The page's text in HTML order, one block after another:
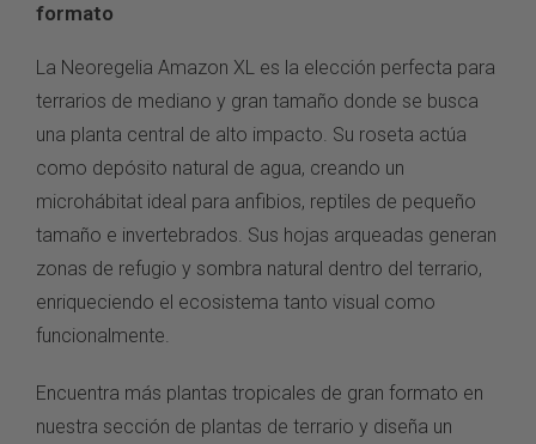
formato
La Neoregelia Amazon XL es la elección perfecta para
terrarios de mediano y gran tamaño donde se busca
una planta central de alto impacto. Su roseta actúa
como depósito natural de agua, creando un
microhábitat ideal para anfibios, reptiles de pequeño
tamaño e invertebrados. Sus hojas arqueadas generan
zonas de refugio y sombra natural dentro del terrario,
enriqueciendo el ecosistema tanto visual como
funcionalmente.
Encuentra más plantas tropicales de gran formato en
nuestra sección de plantas de terrario y diseña un